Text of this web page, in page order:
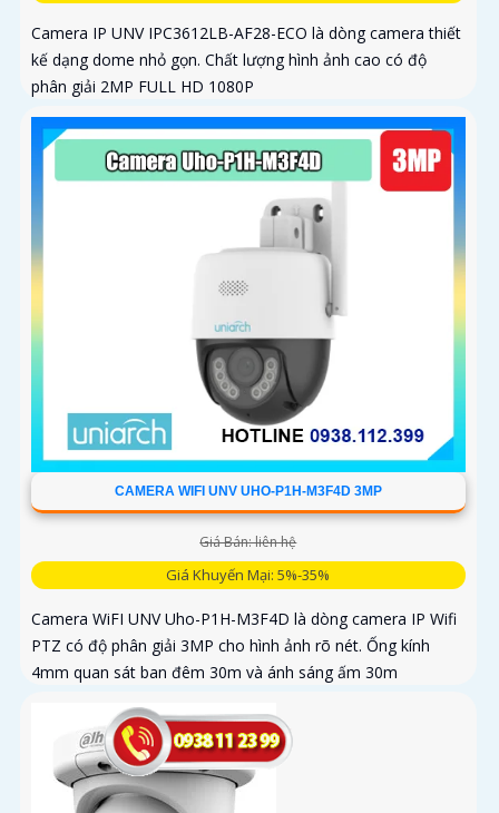
Camera IP UNV IPC3612LB-AF28-ECO là dòng camera thiết
kế dạng dome nhỏ gọn. Chất lượng hình ảnh cao có độ
phân giải 2MP FULL HD 1080P
CAMERA WIFI UNV UHO-P1H-M3F4D 3MP
Giá Bán: liên hệ
Giá Khuyến Mại: 5%-35%
Camera WiFI UNV Uho-P1H-M3F4D là dòng camera IP Wifi
PTZ có độ phân giải 3MP cho hình ảnh rõ nét. Ống kính
4mm quan sát ban đêm 30m và ánh sáng ấm 30m